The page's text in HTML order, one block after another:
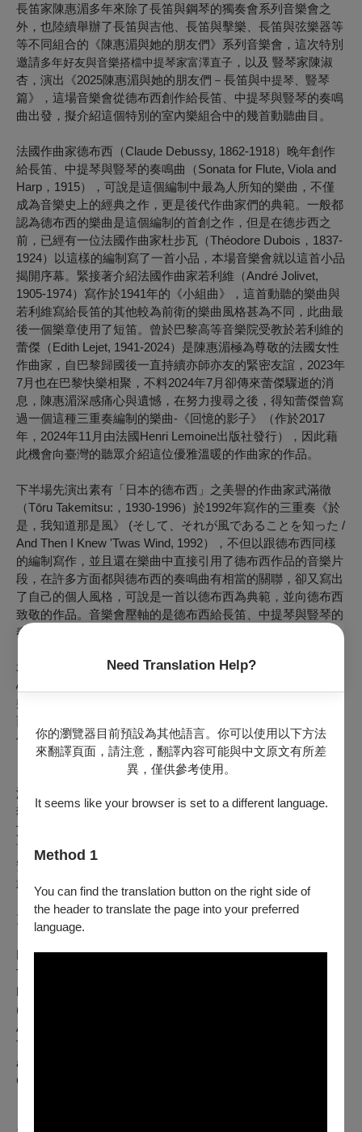
Need Translation Help?
你的瀏覽器目前預設為其他語言。你可以使用以下方法
來翻譯頁面，請注意，翻譯內容可能與中文原文有所差
異，僅供參考使用。
It seems like your browser is set to a different language.
Method 1
You can find the translation button on the right side of
the header to translate the page into your preferred
language.
長笛家陳惠湄多年來除了長笛與鋼琴的獨奏會系列音樂會之
外，也陸續舉辦了長笛與吉他、長笛與擊樂、長笛與弦樂器等
等不同組合的《陳惠湄與她的朋友們》系列音樂會，這次特別
邀請多年好友與音樂搭檔中提琴家富澤直子 ，以及 豎琴家陳淑
杏，演出《2025陳惠湄與她的朋友們－長笛與中提琴
豎琴
篇》，這場音樂會從德布西創作給長笛、中提琴與豎琴的奏鳴
曲出發，擬介紹這個特別的室內樂組合中的幾首動聽曲目。
法國作曲家德布西（Claude Debussy, 1862-1918）晚年創作
給長笛、中提琴與豎琴的奏鳴曲（Sonata for Flute, Viola and
Harp，1915），可說是這個編制中最為人所知的樂曲，不僅
成為音樂史上的經典之作，更是後代作曲家們的典範。一般都
認為德布西的樂曲是這個編制的首創之作，但是在德步西之
前，已經有一位法國作曲家杜步瓦（Théodore Dubois，1837-
1924）以這樣的編制寫了一首小品，本場音樂會就以這首小品
揭開序幕。緊接著介紹法國作曲家若利維（André Jolivet,
1905-1974）寫作於1941年的《小組曲》，這首動聽的樂曲與
若利維寫給長笛的其他較為前衛的樂曲風格甚為不同，此曲最
後一個樂章使用了短笛。曾於巴黎高等音樂院受教於若利維的
蕾傑（Edith Lejet, 1941-2024）是陳惠湄極為尊敬的法國女性
作曲家，自巴黎歸國後一直持續亦師亦友的緊密友誼，2023年
7月也在巴黎快樂相聚，不料2024年7月卻傳來蕾傑驟逝的消
息，陳惠湄深感痛心與遺憾，在努力搜尋之後，得知蕾傑曾寫
過一個這種三重奏編制的樂曲-《回憶的影子》（作於2017
年，2024年11月由法國Henri Lemoine出版社發行），因此藉
此機會向臺灣的聽眾介紹這位優雅溫暖的作曲家的作品。
下半場先演出素有「日本的德布西」之美譽的作曲家武滿徹
（Tōru Takemitsu:，1930-1996）於1992年寫作的三重奏《於
是，我知道那是風》 (そして、それが風であることを知った /
And Then I Knew 'Twas Wind, 1992），不但以跟德布西同樣
的編制寫作，並且還在樂曲中直接引用了德布西作品的音樂片
段，在許多方面都與德布西的奏鳴曲有相當的關聯，卻又寫出
了自己的個人風格，可說是一首以德布西為典範，並向德布西
致敬的作品。音樂會壓軸的是德布西給長笛、中提琴與豎琴的
奏鳴曲，在曲中可聽到德布西一貫的動人風格。
本場音樂會以德布西創作給長笛、中提琴與豎琴的奏鳴曲為軸
心，邀請聽眾欣賞這首經典之作以及受到此作品影響而寫作的
幾位法國作曲家的作品，也聽看看喜愛日本的法國作曲家德布
西，以及喜愛法國的日本作曲家武滿徹，如何以相同的編制創
作出同中有異、異中有同的音樂。
演出曲目
狄奧多爾・杜步瓦：《三重奏小品》給長笛、中提琴與豎琴
艾狄特・蕾傑：《回憶的影子》給長笛、中提琴與豎琴（臺灣
首演）
安德烈
武滿徹：《於是，我知道那是風》（そして、それが風である
克勞德
德布西：長笛、中提琴與豎琴奏鳴曲
Program
Théodore Dubois : Terzettino for Flute, Viola and Harp
Edith Lejet : Les ombres du souvenir pour flûte, alto et harpe
(Taiwan Premier)
André Jolivet : Petite suite pour flûte, alto et harpe
Tōru Takemitsu : And Then I Knew 'Twas Wind for Flute, Viola
and Harp
Claude Debussy : Sonata for Flute, Viola & Harp